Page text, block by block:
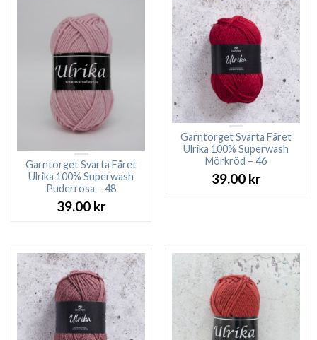
Garntorget Svarta Fåret
Ulrika 100% Superwash
Puderrosa – 48
39.00 kr
Garntorget Svarta Fåret
Ulrika 100% Superwash
Mörkröd – 46
39.00 kr